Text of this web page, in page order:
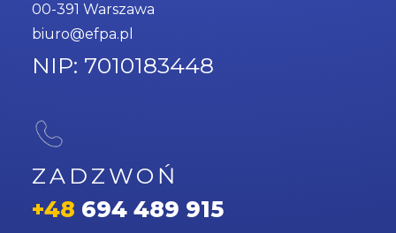
00-391 Warszawa
biuro@efpa.pl
NIP: 7010183448
ZADZWOŃ
+48 694 489 915